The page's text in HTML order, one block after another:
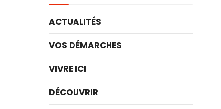
ACTUALITÉS
VOS DÉMARCHES
VIVRE ICI
DÉCOUVRIR